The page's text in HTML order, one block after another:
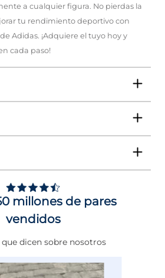
a cualquier figura. No pierdas la
tu rendimiento deportivo con
Adidas. ¡Adquiere el tuyo hoy y
cada paso!
NO APLICA
te trae una colección que rinde
a su legado. Con una fusión de
reinventados y nuevos diseños, cada
no solo está pensada para el
en la cancha o el gimnasio, sino
de vida diario.
millones de pares
vendidos
que dicen sobre nosotros